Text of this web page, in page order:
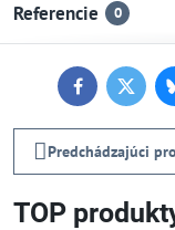
Referencie 0
FacebookTwitter
Predchádzajúci
TOP